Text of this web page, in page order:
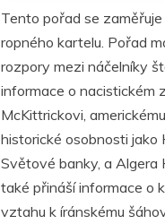
Tento pořad se
ropného kartelu. Pořad
rozpory mezi náčelníky
informace o nacistickém
McKittrickovi,
historické osobnosti
Světové banky, a Algera
také přináší informace o
vztahu k íránskému